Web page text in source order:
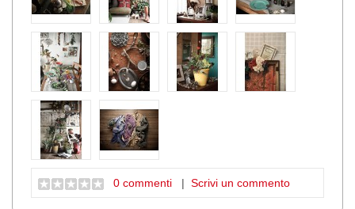
0 commenti | Scrivi un commento